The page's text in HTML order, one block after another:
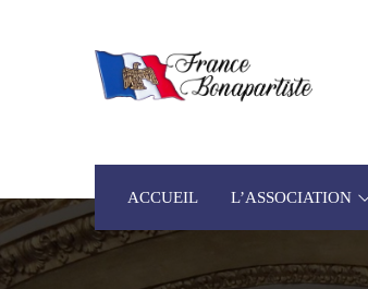
ACCUEIL L’ASSOCIATION